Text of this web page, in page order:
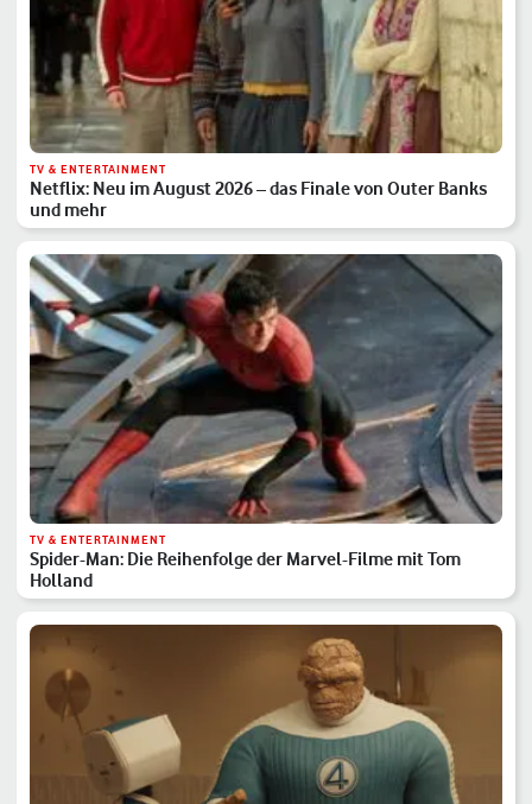
TV & ENTERTAINMENT
Netflix: Neu im August 2026 – das Finale von Outer Banks
und mehr
TV & ENTERTAINMENT
Spider-Man: Die Reihenfolge der Marvel-Filme mit Tom
Holland